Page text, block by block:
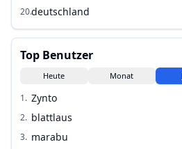
20.deutschland
Top Benutzer
Heute Monat
1. Zynto
2. blattlaus
3. marabu